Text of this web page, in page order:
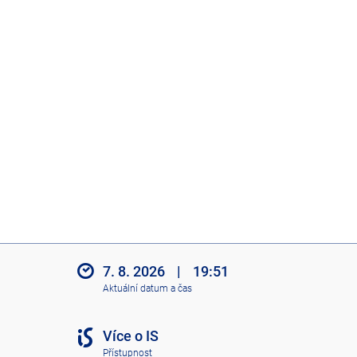
7. 8. 2026 | 19:51
Aktuální datum a čas
Více o IS
Přístupnost